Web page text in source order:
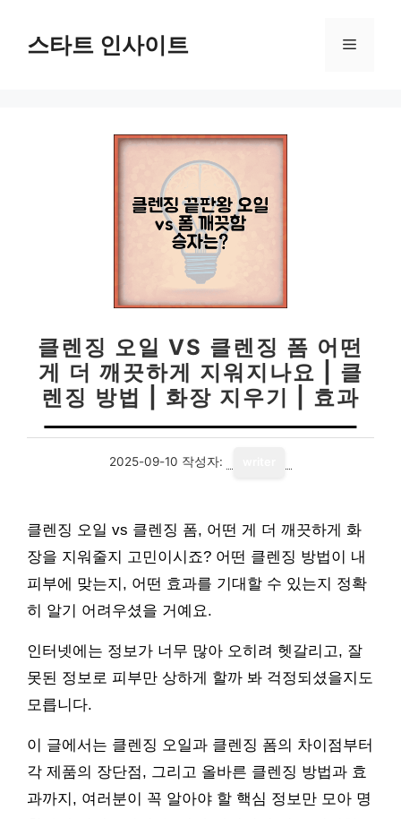
스타트 인사이트 메
클렌징 오일 VS 클렌징 폼 어떤
게 더 깨끗하게 지워지나요 | 클
렌징 방법 | 화장 지우기 | 효과
2025-09-10 작성자:
클렌징 오일 vs 클렌징 폼, 어떤 게 더 깨끗하게 화
장을 지워줄지 고민이시죠? 어떤 클렌징 방법이 내
피부에 맞는지, 어떤 효과를 기대할 수 있는지 정확
히 알기 어려우셨을 거예요.
인터넷에는 정보가 너무 많아 오히려 헷갈리고, 잘
못된 정보로 피부만 상하게 할까 봐 걱정되셨을지도
모릅니다.
이 글에서는 클렌징 오일과 클렌징 폼의 차이점부터
각 제품의 장단점, 그리고 올바른 클렌징 방법과 효
과까지, 여러분이 꼭 알아야 할 핵심 정보만 모아 명